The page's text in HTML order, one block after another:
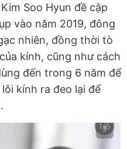
Soo Hyun đề cập
vào năm 2019, đông
nhiên, đồng thời tò
kính, cũng như cách
đến trong 6 năm để
kính ra đeo lại để